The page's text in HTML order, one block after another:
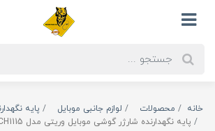
خانه محصولات لوازم جانبی موبایل
پایه
پایه نگهدارنده شارژر گوشی موبایل وریتی مدل V-CH1115